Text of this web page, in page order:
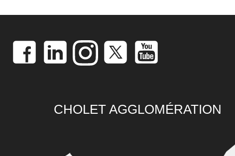
CHOLET AGGLOMÉRATION